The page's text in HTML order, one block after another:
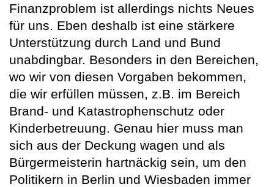
Finanzproblem ist allerdings nichts Neues
für uns. Eben deshalb ist eine stärkere
Unterstützung durch Land und Bund
unabdingbar. Besonders in den Bereichen,
wo wir von diesen Vorgaben bekommen,
die wir erfüllen müssen, z.B. im Bereich
Brand- und Katastrophenschutz oder
Kinderbetreuung. Genau hier muss man
sich aus der Deckung wagen und als
Bürgermeisterin hartnäckig sein, um den
Politikern in Berlin und Wiesbaden immer